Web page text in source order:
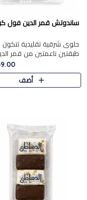
ساندوتش قمر الدين فول
حلوى شرقية تقليدية
طبقتين ناعمتين من قمر
الفاخر، تتوسطهما حشوة
الفول السوداني المحمص،
بين حلاوة المشمش
69.00
أضف